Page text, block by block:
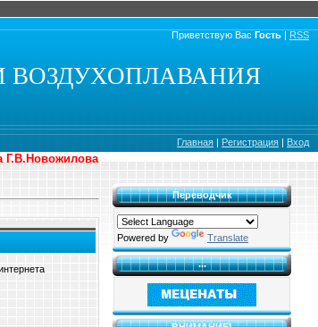
Приветствую Вас Гость | RSS
Главная | Регистрация | Вход
Г.В.Новожилова
Переводчик
Powered by Translate
...